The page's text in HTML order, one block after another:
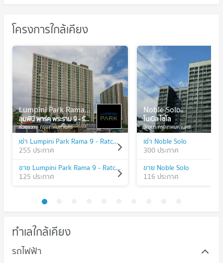
โครงการใกล้เคียง
Lumpini Park Rama 9 - Ratchada
ลุมพินี พาร์ค พระราม 9 - รัชดา
ห้วยขวาง กรุงเทพมหานคร
เช่า Lumpini Park Rama 9 - Ratchada
255 ประกาศ
ขาย Lumpini Park Rama 9 - Ratchada
125 ประกาศ
Noble Solo
โนเบิล โซโล
วัฒนา กรุงเทพมหานคร
เช่า Noble Solo
300 ประกาศ
ขาย Noble Solo
116 ประกาศ
ทำเลใกล้เคียง
รถไฟฟ้า